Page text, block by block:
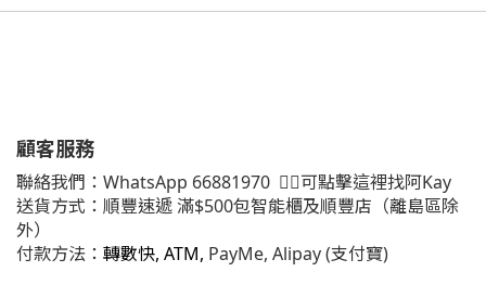
顧客服務
聯絡我們： WhatsApp 66881970 👈🏻可點擊這裡找阿Kay
送貨方式：順豐速遞 滿$500包智能櫃及順豐店（離島區除
外）
付款方法： 轉數快, ATM, PayMe, Alipay (支付寶)